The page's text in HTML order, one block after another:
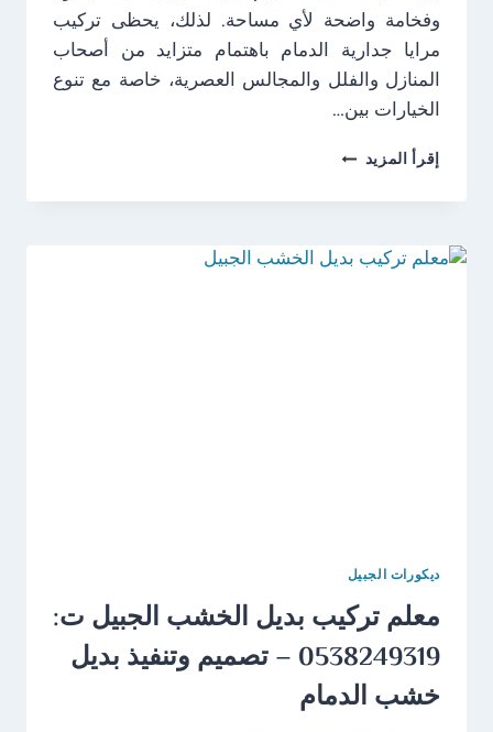
وفخامة واضحة لأي مساحة. لذلك، يحظى تركيب
مرايا جدارية الدمام باهتمام متزايد من أصحاب
المنازل والفلل والمجالس العصرية، خاصة مع تنوع
الخيارات بين…
إقرأ المزيدتركيب
جدارية
0538249319
ديكورات الجبيل
معلم تركيب بديل الخشب الجبيل ت:
0538249319 – تصميم وتنفيذ بديل
خشب الدمام